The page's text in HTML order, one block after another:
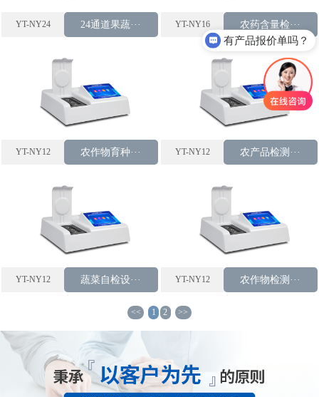
YT-NY24 24通道果蔬··· YT-NY16 农药含量检···
YT-NY12 农作物育种··· YT-NY12 农产品检测···
YT-NY12 蔬菜自检设··· YT-NY12 农作物检测···
<< 1 2 >>
有产品报价单吗？
这款仪器多少钱？